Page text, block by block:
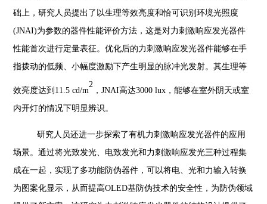
础上，研究人员提出了以生理等效亮度和恰可识别环境光照度
(JNAI)为参数的器件性能评价方法，这是对力刺激响应发光器件
性能首次进行定量表征。优化后的力刺激响应发光器件能够在手
指拨动的低频、小幅度激励下产生明显的脉冲光发射。其生理等
效亮度达到11.5 cd/m
2
，JNAI高达3000 lux，能够在室外阴天或室
内开灯的情况下明显辨识。
研究人员还进一步探索了有机力刺激响应发光器件的应用
场景。通过将光致发光、电致发光和力刺激响应发光三种过程集
成在一起，实现了多功能防伪器件，可以将电、光和力输入转换
为图案化显示，从而提高OLED基防伪技术的安全性，为防伪领域